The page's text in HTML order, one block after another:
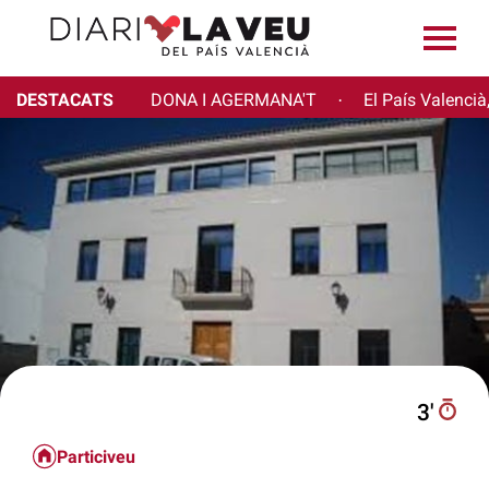
DESTACATS DONA I AGERMANA'T · El País
3′
Particiveu